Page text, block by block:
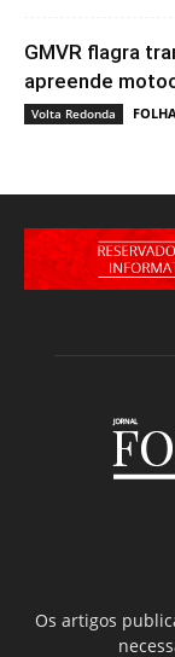
GMVR flagra
apreende
Volta Redonda
Os artigos